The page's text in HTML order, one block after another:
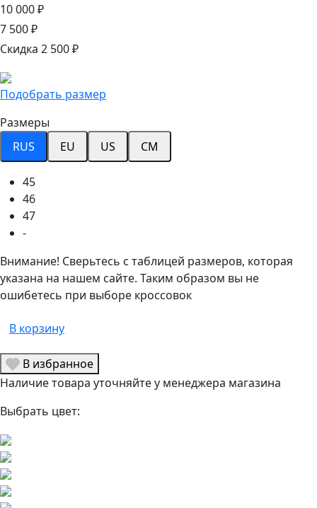
10 000 ₽
7 500 ₽
Скидка 2 500 ₽
Подобрать размер
Размеры
RUS
EU US CM
45
46
47
-
Внимание! Сверьтесь с таблицей размеров, которая
указана на нашем сайте. Таким образом вы не
ошибетесь при выборе кроссовок
В корзину
В избранное
Наличие товара уточняйте у менеджера магазина
Выбрать цвет: